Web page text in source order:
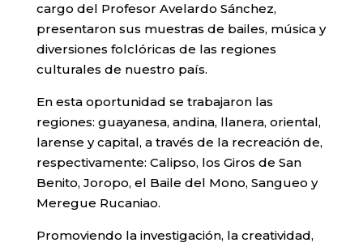
cargo del Profesor Avelardo Sánchez,
presentaron sus muestras de bailes, música y
diversiones folclóricas de las regiones
culturales de nuestro país.
En esta oportunidad se trabajaron las
regiones: guayanesa, andina, llanera, oriental,
larense y capital, a través de la recreación de,
respectivamente: Calipso, los Giros de San
Benito, Joropo, el Baile del Mono, Sangueo y
Meregue Rucaniao.
Promoviendo la investigación, la creatividad,